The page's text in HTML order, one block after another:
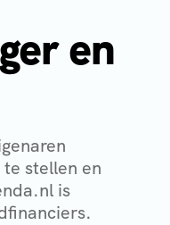
en
stellen en
is